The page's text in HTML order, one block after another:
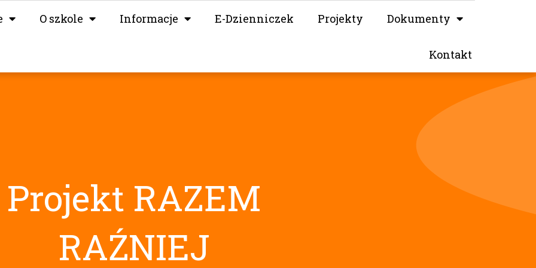
O szkole Informacje E-Dzienniczek Projekty Dokumenty
Kontakt
Projekt RAZEM
RAŹNIEJ